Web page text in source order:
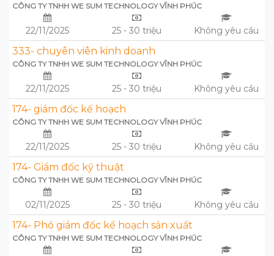
CÔNG TY TNHH WE SUM TECHNOLOGY VĨNH PHÚC
22/11/2025 25 - 30 triệu Không yêu cầu
333- chuyên viên kinh doanh
CÔNG TY TNHH WE SUM TECHNOLOGY VĨNH PHÚC
22/11/2025 25 - 30 triệu Không yêu cầu
174- giám đốc kế hoạch
CÔNG TY TNHH WE SUM TECHNOLOGY VĨNH PHÚC
22/11/2025 25 - 30 triệu Không yêu cầu
174- Giám đốc kỹ thuật
CÔNG TY TNHH WE SUM TECHNOLOGY VĨNH PHÚC
02/11/2025 25 - 30 triệu Không yêu cầu
174- Phó giám đốc kế hoạch sản xuất
CÔNG TY TNHH WE SUM TECHNOLOGY VĨNH PHÚC